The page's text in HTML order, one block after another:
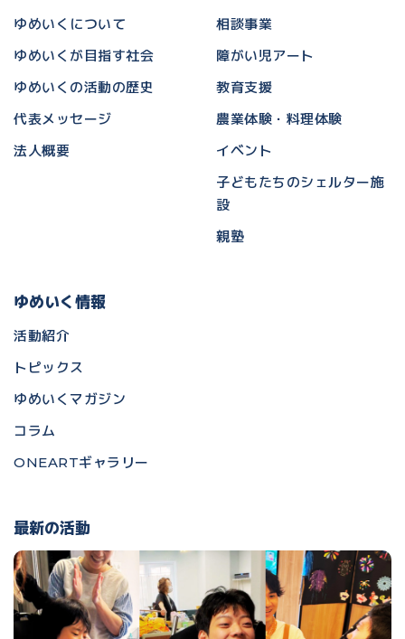
ゆめいくについて
ゆめいくが目指す社会
ゆめいくの活動の歴史
代表メッセージ
法人概要
相談事業
障がい児アート
教育支援
農業体験・料理体験
イベント
子どもたちのシェルター施
設
親塾
ゆめいく情報
活動紹介
トピックス
ゆめいくマガジン
コラム
ONEARTギャラリー
最新の活動